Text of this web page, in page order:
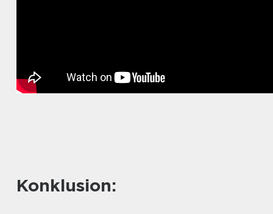
Konklusion: